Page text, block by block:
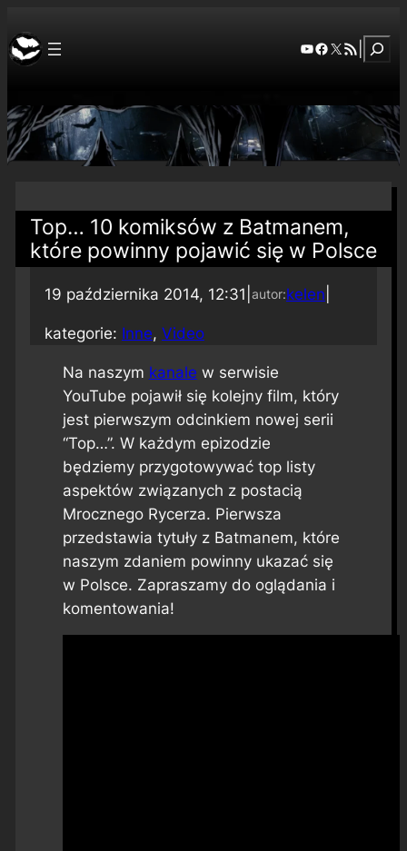
YouTube
Facebook
X RSS Feed
Top… 10 komiksów z Batmanem,
które powinny pojawić się w Polsce
19 października 2014, 12:31 autor:kelen
kategorie: Inne, Video
Na naszym kanale w serwisie
YouTube pojawił się kolejny film, który
jest pierwszym odcinkiem nowej serii
“Top…”. W każdym epizodzie
będziemy przygotowywać top listy
aspektów związanych z postacią
Mrocznego Rycerza. Pierwsza
przedstawia tytuły z Batmanem, które
naszym zdaniem powinny ukazać się
w Polsce. Zapraszamy do oglądania i
komentowania!